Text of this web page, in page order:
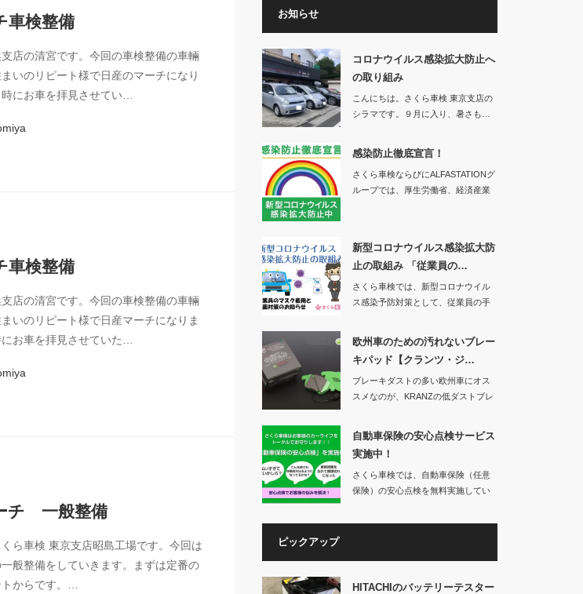
車検整備
店の清宮です。今回の車検整備の車輛
いのリピート様で日産のマーチになり
にお車を拝見させてい…
車検整備
店の清宮です。今回の車検整備の車輛
いのリピート様で日産マーチになりま
お車を拝見させていた…
チ 一般整備
ら車検 東京支店昭島工場です。今回は
般整備をしていきます。まずは定番の
からです。…
お知らせ
コロナウイルス感染拡大防止へ
の取り組み
こんにちは。さくら車検 東京支店の
シラマです。９月に入り、暑さも…
感染防止徹底宣言！
さくら車検ならびにALFASTATIONグ
ループでは、厚生労働省、経済産業
新型コロナウイルス感染拡大防
止の取組み 「従業員の…
さくら車検では、新型コロナウイル
ス感染予防対策として、従業員の手
欧州車のための汚れないブレー
キパッド【クランツ・ジ…
ブレーキダストの多い欧州車にオス
スメなのが、KRANZの低ダストブレ
自動車保険の安心点検サービス
実施中！
さくら車検では、自動車保険（任意
保険）の安心点検を無料実施してい
ピックアップ
HITACHIのバッテリーテスター